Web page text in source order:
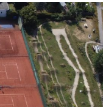
sportive
de
Troinex